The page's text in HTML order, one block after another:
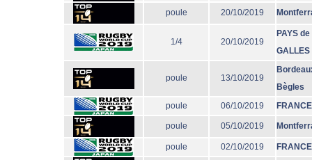
poule 20/10/2019
1/4 20/10/2019
PAYS de
GALLES
poule 13/10/2019
Bègles
poule
06/10/2019 FRANCE
poule 05/10/2019
poule 02/10/2019 FRANCE